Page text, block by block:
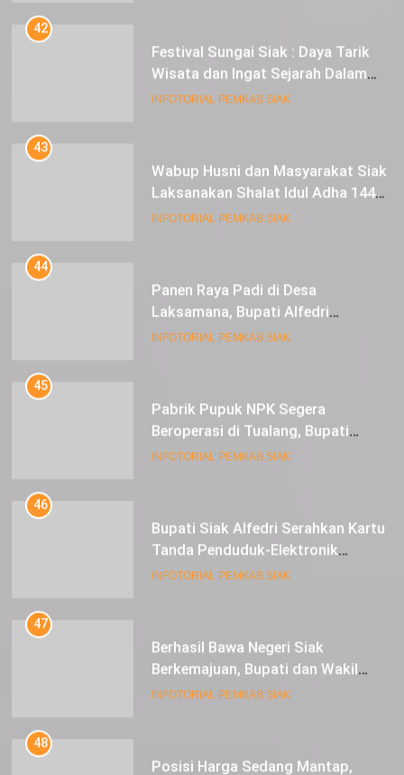
42
Festival Sungai Siak : Daya Tarik
Wisata dan Ingat Sejarah Dalam
Lestarikan Peradaban
INFOTORIAL PEMKAB SIAK
43
Wabup Husni dan Masyarakat Siak
Laksanakan Shalat Idul Adha 1445
Hijriah di Lapangan Tugu Siak
INFOTORIAL PEMKAB SIAK
44
Panen Raya Padi di Desa
Laksamana, Bupati Alfedri
Serahkan 16 Unit Mesin Pompa Air
INFOTORIAL PEMKAB SIAK
45
Pabrik Pupuk NPK Segera
Beroperasi di Tualang, Bupati
Alfedri Investasi ini Tingkatkan
INFOTORIAL PEMKAB SIAK
46
Bupati Siak Alfedri Serahkan Kartu
Tanda Penduduk-Elektronik
Kepada Pelajar SMK 1 Koto Gasib
INFOTORIAL PEMKAB SIAK
47
Berhasil Bawa Negeri Siak
Berkemajuan, Bupati dan Wakil
Bupati Siak Terima Gelar Adat
INFOTORIAL PEMKAB SIAK
48
Posisi Harga Sedang Mantap,